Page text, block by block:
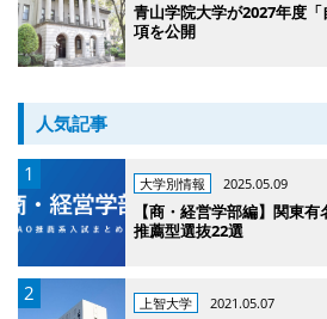
青山学院大学が2027年度
項を公開
人気記事
大学別情報 2025.05.09
【商・経営学部編】関東
推薦型選抜22選
上智大学 2021.05.07